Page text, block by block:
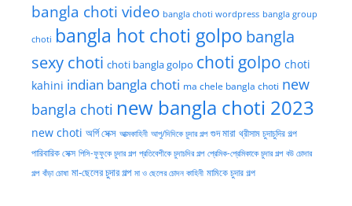
bangla choti video bangla choti wordpress bangla group
choti bangla hot choti golpo bangla
sexy choti choti bangla golpo choti golpo choti
kahini indian bangla choti ma chele bangla choti new
bangla choti new bangla choti 2023
new choti অর্গি সেক্স আত্মকাহিনী আপু/দিদিকে চুদার গল্প গুদ মারা থ্রীসাম চুদাচুদির গল্প
পারিবারিক সেক্স পিসি-ফুফুকে চুদার গল্প প্রতিবেশীকে চুদাচদির গল্প প্রেমিক-প্রেমিকাকে চুদার গল্প বউ চোদার
গল্প বাঁড়া চোষা মা-ছেলের চুদার গল্প মা ও ছেলের চোদন কাহিনী মামিকে চুদার গল্প